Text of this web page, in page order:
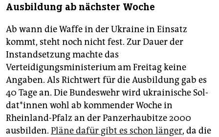
Ausbildung ab nächster Woche
Ab wann die Waffe in der Ukraine in Einsatz
kommt, steht noch nicht fest. Zur Dauer der
Instandsetzung machte das
Verteidigungsministerium am Freitag keine
Angaben. Als Richtwert für die Ausbildung gab es
40 Tage an. Die Bundeswehr wird ukrainische Sol­
da­t*in­nen wohl ab kommender Woche in
Rheinland-Pfalz an der Panzerhaubitze 2000
ausbilden. Pläne dafür gibt es schon länger, da die